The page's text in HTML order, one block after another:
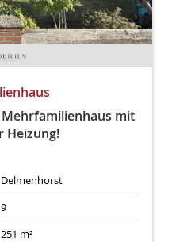
Mehrfamilienhaus mit
Heizung!
Delmenhorst
9
251 m²